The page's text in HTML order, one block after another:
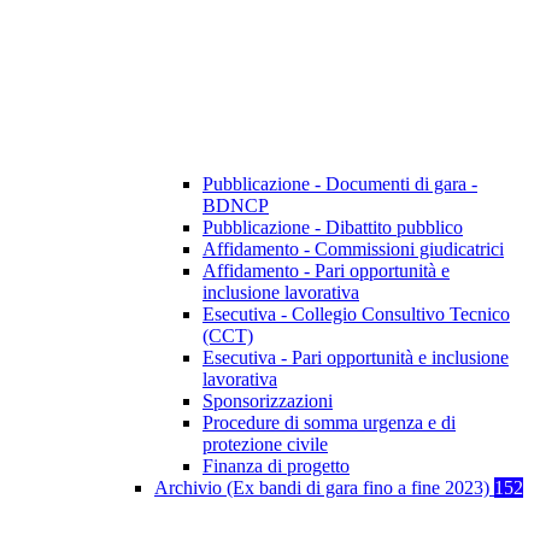
Pubblicazione - Documenti di gara -
BDNCP
Pubblicazione - Dibattito pubblico
Affidamento - Commissioni giudicatrici
Affidamento - Pari opportunità e
inclusione lavorativa
Esecutiva - Collegio Consultivo Tecnico
(CCT)
Esecutiva - Pari opportunità e inclusione
lavorativa
Sponsorizzazioni
Procedure di somma urgenza e di
protezione civile
Finanza di progetto
Archivio (Ex bandi di gara fino a fine 2023) 152